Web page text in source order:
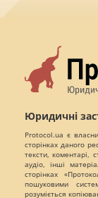
Юридичні
Protocol.ua є
сторінках даного
тексти, коментарі,
аудіо, інші
сторінках
пошуковими
розуміється